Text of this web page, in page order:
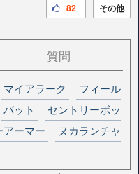
その他
82
質問
マイアラーク
フィール
バット
セントリーボッ
アーマー
ヌカランチャ